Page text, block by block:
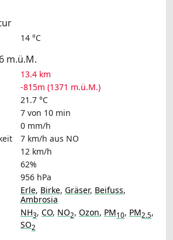
14 °C
m.ü.M.
13.4 km
-815m (1371 m.ü.M.)
21.7 °C
7 von 10 min
0 mm/h
7 km/h aus NO
12 km/h
62%
956 hPa
Erle, Birke, Gräser, Beifuss,
Ambrosia
NH3, CO, NO2, Ozon, PM10, PM2.5,
SO2